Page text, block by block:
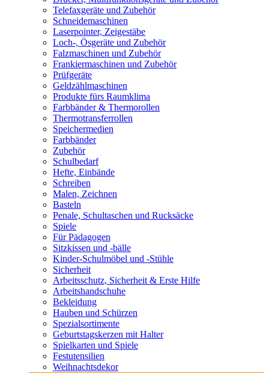
Telefaxgeräte und Zubehör
Schneidemaschinen
Laserpointer, Zeigestäbe
Loch-, Ösgeräte und Zubehör
Falzmaschinen und Zubehör
Frankiermaschinen und Zubehör
Prüfgeräte
Geldzählmaschinen
Produkte fürs Raumklima
Farbbänder & Thermorollen
Thermotransferrollen
Speichermedien
Farbbänder
Zubehör
Schulbedarf
Hefte, Einbände
Schreiben
Malen, Zeichnen
Basteln
Penale, Schultaschen und Rucksäcke
Spiele
Für Pädagogen
Sitzkissen und -bälle
Kinder-Schulmöbel und -Stühle
Sicherheit
Arbeitsschutz, Sicherheit & Erste Hilfe
Arbeitshandschuhe
Bekleidung
Hauben und Schürzen
Spezialsortimente
Geburtstagskerzen mit Halter
Spielkarten und Spiele
Festutensilien
Weihnachtsdekor